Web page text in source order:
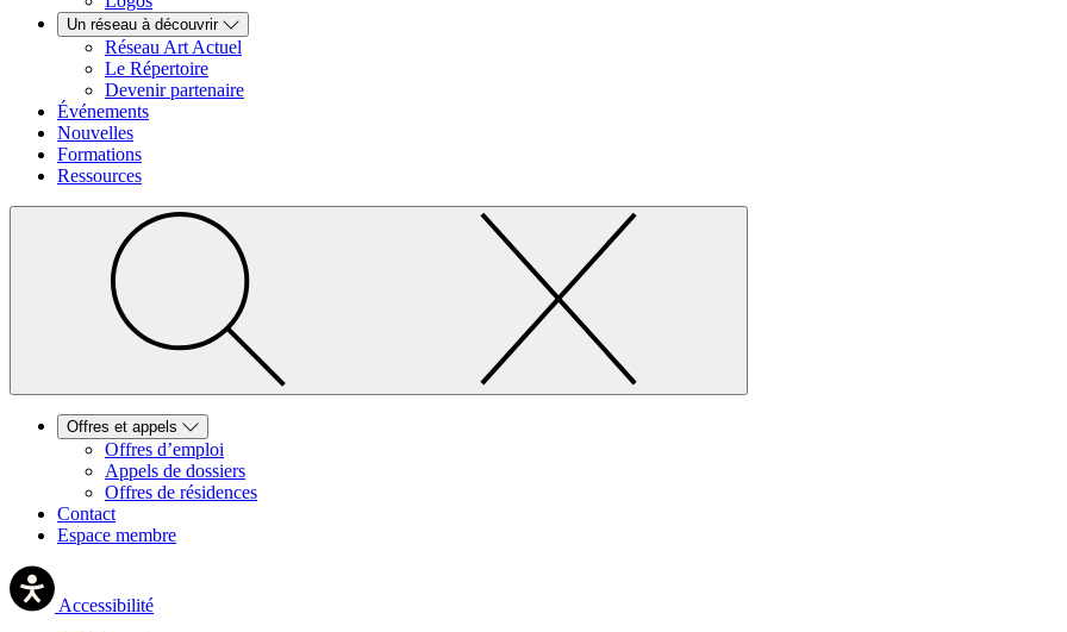
Un réseau à découvrir
Réseau Art Actuel
Le Répertoire
Devenir partenaire
Événements
Nouvelles
Formations
Ressources
Offres et appels
Offres d’emploi
Appels de dossiers
Offres de résidences
Contact
Espace membre
Accessibilité